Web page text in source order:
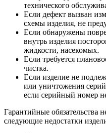
технического
Если дефект вызван
схемы изделия, не
Если обнаружены
внутрь изделия
жидкости, насекомых.
Если требуется
чистка.
Если изделие не
или уничтожения
если серийный номер
Гарантийные обязательства
следующие недостатки